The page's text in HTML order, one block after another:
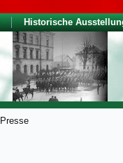
Historische
Presse